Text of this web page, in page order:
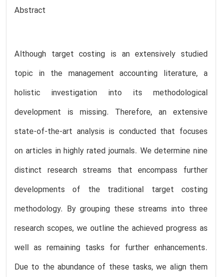
Abstract
Although target costing is an extensively studied
topic in the management accounting literature, a
holistic investigation into its methodological
development is missing. Therefore, an extensive
state-of-the-art analysis is conducted that focuses
on articles in highly rated journals. We determine nine
distinct research streams that encompass further
developments of the traditional target costing
methodology. By grouping these streams into three
research scopes, we outline the achieved progress as
well as remaining tasks for further enhancements.
Due to the abundance of these tasks, we align them